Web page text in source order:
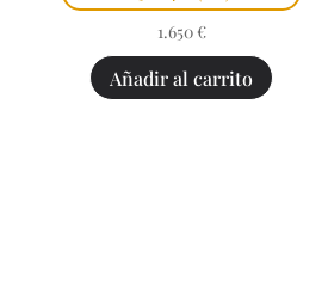
1.650 €
Añadir al carrito